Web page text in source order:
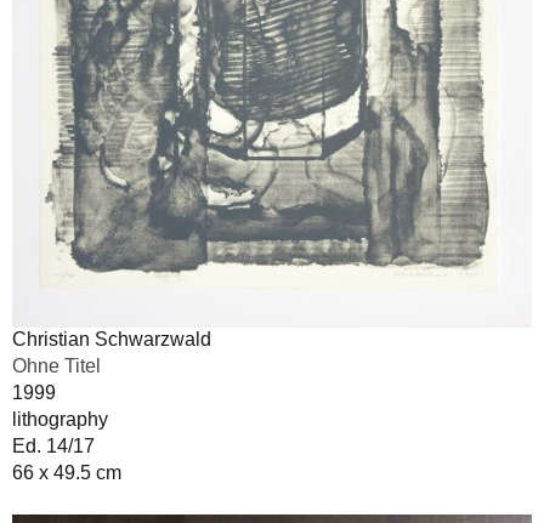
Christian Schwarzwald
Ohne Titel
1999
lithography
Ed. 14/17
66 x 49.5 cm